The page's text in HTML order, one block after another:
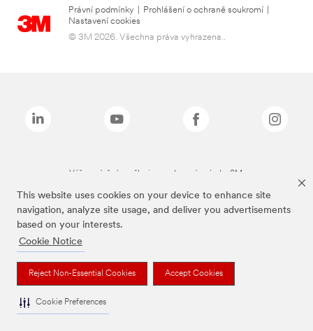
This website uses cookies on your device to enhance site
navigation, analyze site usage, and deliver you advertisements
based on your interests.
Cookie Notice
Reject Non-Essential Cookies Accept Cookies
Cookie Preferences
Právní podmínky Prohlášení o ochraně soukromí
Nastavení cookies
© 3M 2026. Všechna práva vyhrazena..
Výše zmíněné značky jsou ochranné známky 3M.